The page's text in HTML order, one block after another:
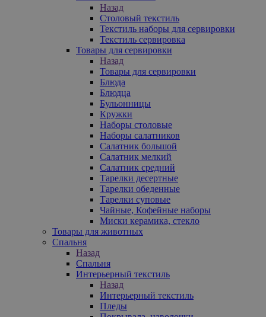
Назад
Столовый текстиль
Текстиль наборы для сервировки
Текстиль сервировка
Товары для сервировки
Назад
Товары для сервировки
Блюда
Блюдца
Бульонницы
Кружки
Наборы столовые
Наборы салатников
Салатник большой
Салатник мелкий
Салатник средний
Тарелки десертные
Тарелки обеденные
Тарелки суповые
Чайные, Кофейные наборы
Миски керамика, стекло
Товары для животных
Спальня
Назад
Спальня
Интерьерный текстиль
Назад
Интерьерный текстиль
Пледы